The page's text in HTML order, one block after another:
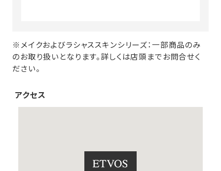
※メイクおよびラシャススキンシリーズ：一部商品のみ
のお取り扱いとなります。詳しくは店頭までお問合せく
ださい。
アクセス